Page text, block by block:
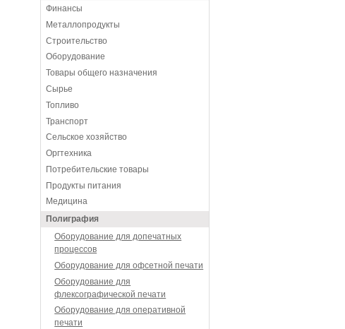
Финансы
Металлопродукты
Строительство
Оборудование
Товары общего назначения
Сырье
Топливо
Транспорт
Сельское хозяйство
Оргтехника
Потребительские товары
Продукты питания
Медицина
Полиграфия
Оборудование для допечатных
процессов
Оборудование для офсетной печати
Оборудование для
флексографической печати
Оборудование для оперативной
печати